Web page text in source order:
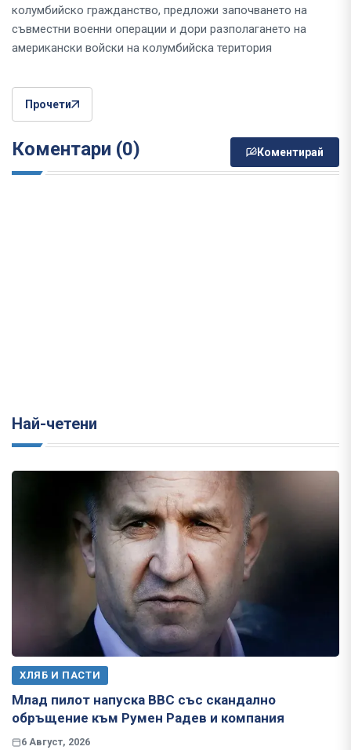
колумбийско гражданство, предложи започването на
съвместни военни операции и дори разполагането на
американски войски на колумбийска територия
Прочети
Коментари (0) Коментирай
Най-четени
ХЛЯБ И ПАСТИ
Млад пилот напуска ВВС със скандално
обръщение към Румен Радев и компания
6 Август, 2026